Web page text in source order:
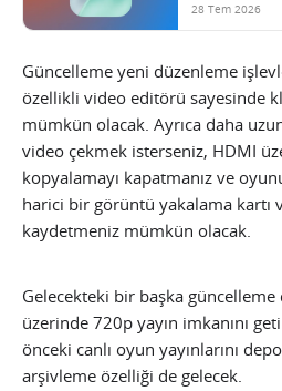
28 Tem 2026
Güncelleme yeni düzenleme
özellikli video editörü sayesinde
mümkün olacak. Ayrıca daha
video çekmek isterseniz, HDMI
kopyalamayı kapatmanız ve
harici bir görüntü yakalama kartı
kaydetmeniz mümkün olacak.
Gelecekteki bir başka
üzerinde 720p yayın imkanını
önceki canlı oyun yayınlarını
arşivleme özelliği de gelecek.